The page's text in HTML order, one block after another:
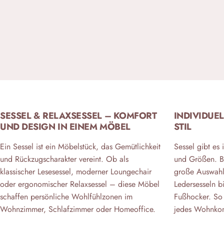
SESSEL & RELAXSESSEL – KOMFORT
UND DESIGN IN EINEM MÖBEL
Ein Sessel ist ein Möbelstück, das Gemütlichkeit
und Rückzugscharakter vereint. Ob als
klassischer Lesesessel, moderner Loungechair
oder ergonomischer Relaxsessel – diese Möbel
schaffen persönliche Wohlfühlzonen im
Wohnzimmer, Schlafzimmer oder Homeoffice.
STIL
Sessel gibt es
und Größen.
große
Ledersesseln
Fußhocker.
jedes